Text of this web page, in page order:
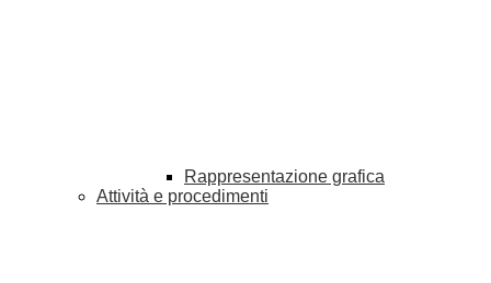
Rappresentazione grafica
Attività e procedimenti